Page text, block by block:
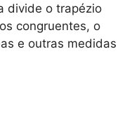
divide o trapézio
congruentes, o
e outras medidas